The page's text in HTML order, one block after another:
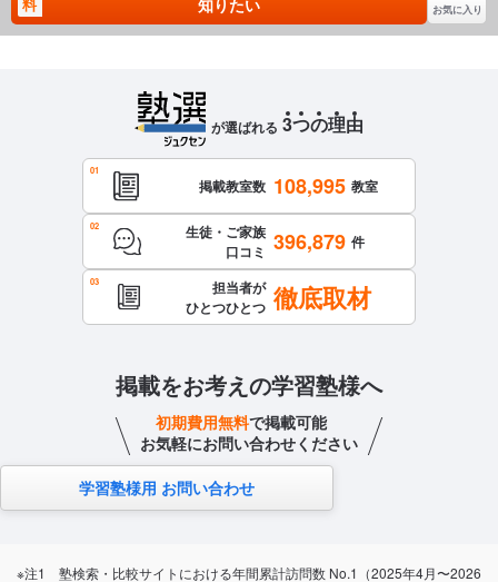
知りたい
お気に入り
が選ばれる 3つの理由
掲載教室数 108,995 教室
生徒・ご家族
口コミ 396,879 件
担当者が
ひとつひとつ 徹底取材
掲載をお考えの学習塾様へ
初期費用無料で掲載可能
お気軽にお問い合わせください
学習塾様用 お問い合わせ
※注1 塾検索・比較サイトにおける年間累計訪問数 No.1（2025年4月〜2026